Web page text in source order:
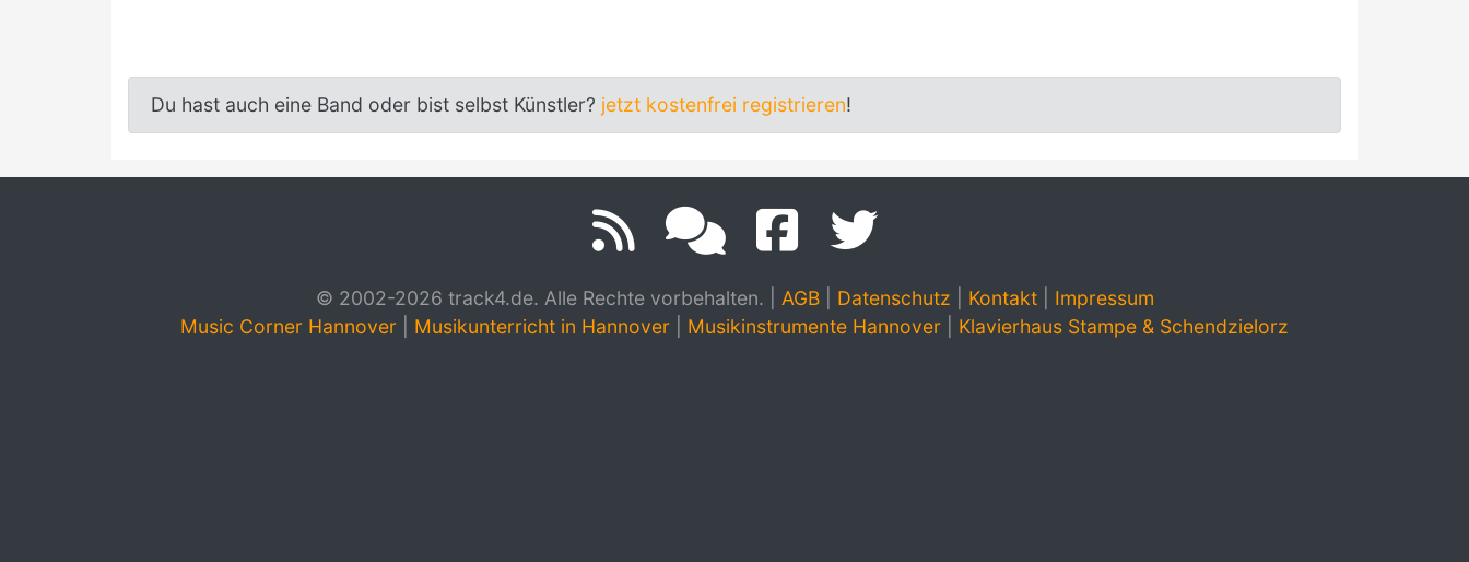
Du hast auch eine Band oder bist selbst Künstler? jetzt kostenfrei registrieren!
© 2002-2026 track4.de. Alle Rechte vorbehalten. AGB| Datenschutz Kontakt| Impressum
Music Corner Hannover
Musikunterricht in Hannover Musikinstrumente Hannover Klavierhaus Stampe & Schendzielorz